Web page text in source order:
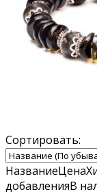
Сортировать:
НазваниеЦена
добавленияВ